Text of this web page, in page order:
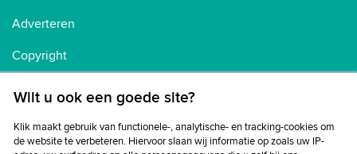
Adverteren
Copyright
Privacybeleid
Wilt u ook een goede site?
Klik maakt gebruik van functionele-, analytische- en tracking-cookies om
de website te verbeteren. Hiervoor slaan wij informatie op zoals uw IP-